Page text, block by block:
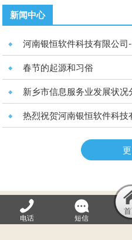
新闻中心
春节的起源和习俗
新乡市信息服务业发展状况
河南银恒软
电话 短信